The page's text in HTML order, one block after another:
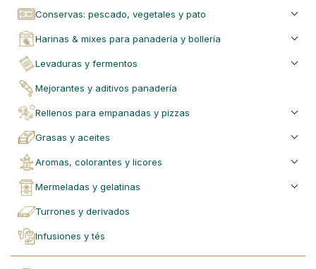
conservas: pescado, vegetales y pato
harinas & mixes para panadería y bollería
levaduras y fermentos
mejorantes y aditivos panadería
rellenos para empanadas y pizzas
grasas y aceites
aromas, colorantes y licores
mermeladas y gelatinas
turrones y derivados
infusiones y tés